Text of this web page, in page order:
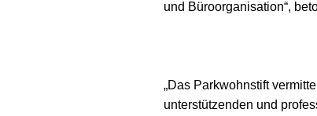
und Büroorganisation“,
„Das Parkwohnstift
unterstützenden und